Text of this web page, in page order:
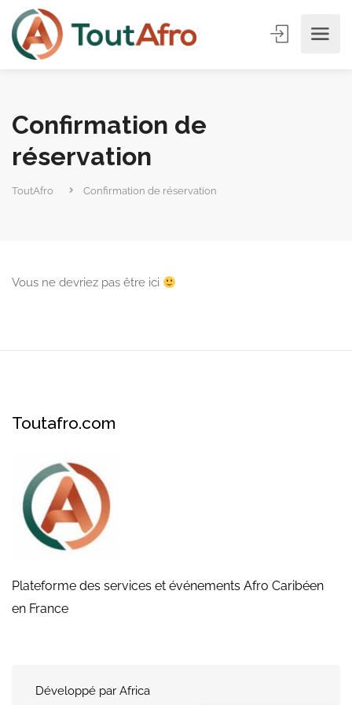
Confirmation de
réservation
ToutAfro Confirmation de réservation
Vous ne devriez pas être ici
Toutafro.com
Plateforme des services et événements Afro Caribéen
en France
Développé par Africa